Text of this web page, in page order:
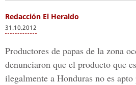
Redacción El Heraldo
31.10.2012
Productores de papas de la zona
denunciaron que el producto que
ilegalmente a Honduras no es